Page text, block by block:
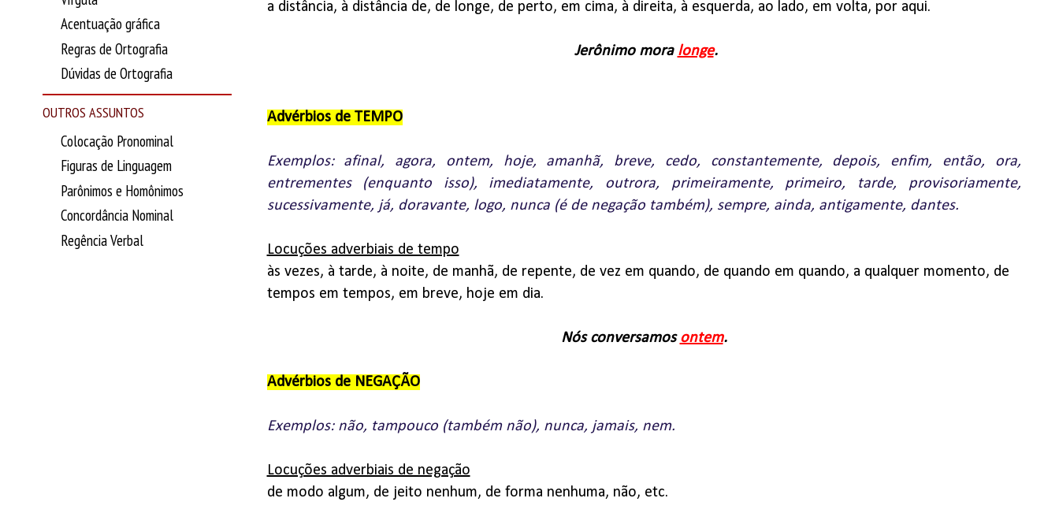
a distância, à distância de, de longe, de perto, em cima, à direita, à esquerda, ao lado, em volta, por aqui.
Jerônimo mora longe.
Advérbios de TEMPO
Exemplos: afinal, agora, ontem, hoje, amanhã, breve, cedo, constantemente, depois, enfim, então, ora,
entrementes (enquanto isso), imediatamente, outrora, primeiramente, primeiro, tarde, provisoriamente,
sucessivamente, já, doravante, logo, nunca (é de negação também), sempre, ainda, antigamente, dantes.
Locuções adverbiais de tempo
às vezes, à tarde, à noite, de manhã, de repente, de vez em quando, de quando em quando, a qualquer momento, de
tempos em tempos, em breve, hoje em dia.
Nós conversamos ontem.
Advérbios de NEGAÇÃO
Exemplos: não, tampouco (também não), nunca, jamais, nem.
Locuções adverbiais de negação
de modo algum, de jeito nenhum, de forma nenhuma, não, etc.
Acentuação gráfica
Regras de Ortografia
Dúvidas de Ortografia
OUTROS ASSUNTOS
Colocação Pronominal
Figuras de Linguagem
Parônimos e Homônimos
Concordância Nominal
Regência Verbal